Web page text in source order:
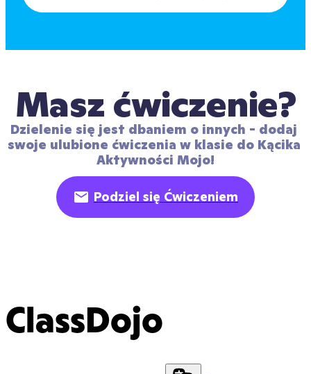
Masz ćwiczenie?
Dzielenie się jest dbaniem o innych - dodaj
swoje ulubione ćwiczenia w klasie do Kącika
Aktywności Mojo!
Podziel się Ćwiczeniem
ClassDojo